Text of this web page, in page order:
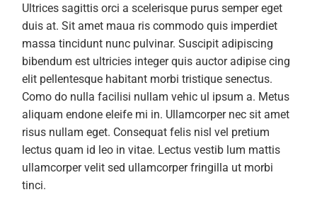
Ultrices sagittis orci a scelerisque purus semper eget
duis at. Sit amet maua ris commodo quis imperdiet
massa tincidunt nunc pulvinar. Suscipit adipiscing
bibendum est ultricies integer quis auctor adipise cing
elit pellentesque habitant morbi tristique senectus.
Como do nulla facilisi nullam vehic ul ipsum a. Metus
aliquam endone eleife mi in. Ullamcorper nec sit amet
risus nullam eget. Consequat felis nisl vel pretium
lectus quam id leo in vitae. Lectus vestib lum mattis
ullamcorper velit sed ullamcorper fringilla ut morbi
tinci.